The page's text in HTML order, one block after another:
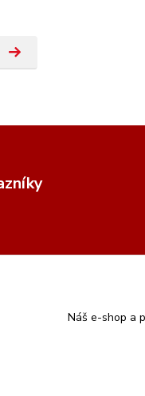
Náš e-shop a